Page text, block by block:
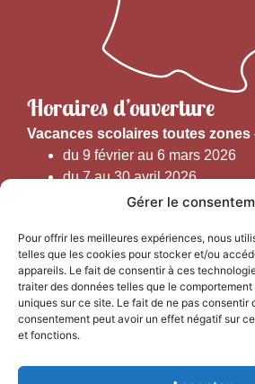
Gérer le
Pour offrir les meilleures expériences, nous
telles que les cookies pour stocker et/ou
appareils. Le fait de consentir à ces
traiter des données telles que le
uniques sur ce site. Le fait de ne pas consentir
consentement peut avoir un effet négatif sur
et fonctions.
Horaires d’ouverture
Vacances scolaires toutes zones
du 9 février au 6 mars 2026
du 7 au 30 avril 2026
du 1er juin au 30 septembre
Horaires d’ouverture au public :
Du 1er septembre au 30 juin 2026
du lundi au vendredi de 9h50